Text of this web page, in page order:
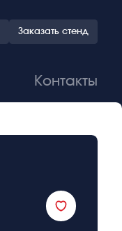
Заказать стенд
Контакты